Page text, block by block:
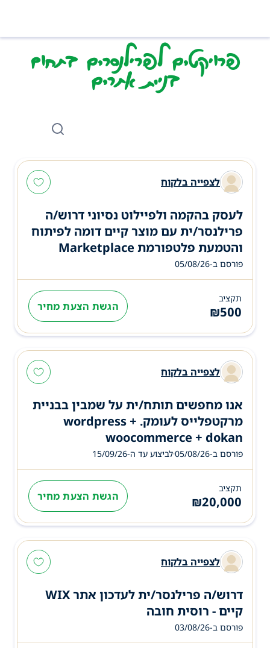
פרויקטים לפרילנסרים בתחום
בניית אתרים
לצפייה בלקוח
לעסק בהקמה ולפיילוט נסיוני דרוש/ה
פרילנסר/ית עם מוצר קיים דומה לפיתוח
והטמעת פלטפורמת Marketplace
פורסם ב-05/08/26
תקציב
₪500 הגשת הצעת מחיר
לצפייה בלקוח
אנו מחפשים תותח/ית על שמבין בבניית
מרקטפלייס לעומק. wordpress +
woocommerce + dokan
פורסם ב-05/08/26 לביצוע עד ה-15/09/26
תקציב
₪20,000 הגשת הצעת מחיר
לצפייה בלקוח
דרוש/ה פרילנסר/ית לעדכון אתר WIX
קיים - רוסית חובה
פורסם ב-03/08/26